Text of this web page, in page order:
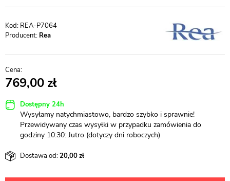
REA-P7064
Producent: Rea
769,00
Dostępny 24h
Wysyłamy natychmiastowo, bardzo szybko i sprawnie!
Przewidywany czas wysyłki w przypadku zamówienia do
godziny 10:30: Jutro (dotyczy dni roboczych)
Dostawa od:20,00